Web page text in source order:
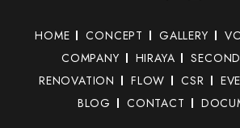
HOME CONCEPT GALLERY
COMPANY
HIRAYA
RENOVATION
FLOW CSR
BLOG
CONTACT